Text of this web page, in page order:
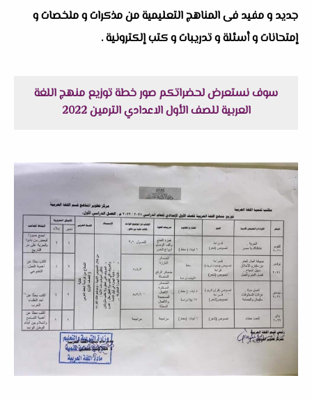
جديد و مفيد فى المناهج التعليمية من مذكرات و ملخصات و
إمتحانات و أسئلة و تدريبات و كتب إلكترونية .
سوف نستعرض لحضراتكم صور خطة توزيع منهج اللغة
العربية للصف الأول الاعدادي الترمين 2022